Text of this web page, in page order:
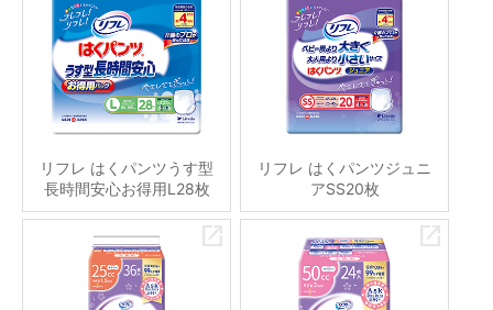
リフレ はくパンツうす型
長時間安心お得用L28枚
リフレ はくパンツジュニ
アSS20枚